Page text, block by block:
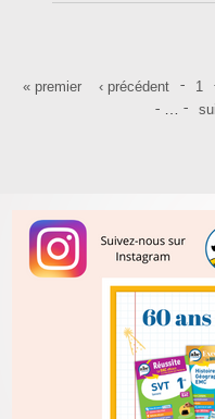
Pages
« premier ‹ précédent 1